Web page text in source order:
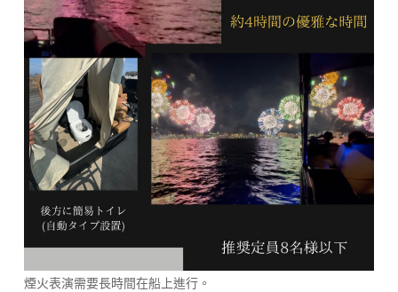
煙火表演需要長時間在船上進行。